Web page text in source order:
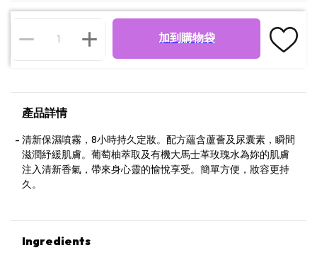
加到購物袋
產品詳情
清新保濕噴霧，8小時持久定妝。配方蘊含蘆薈及尿囊素，瞬間
滋潤紓緩肌膚。葡萄柚萃取及有機大馬士革玫瑰水為妳的肌膚
注入清新香氣，帶來身心靈的愉悅享受。簡單方便，妝容更持
久。
Ingredients